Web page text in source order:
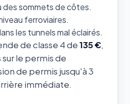
des sommets de côtes.
ferroviaires.
les tunnels mal éclairés.
de classe 4 de135 €,
sur le permis de
de permis jusqu'à 3
immédiate.